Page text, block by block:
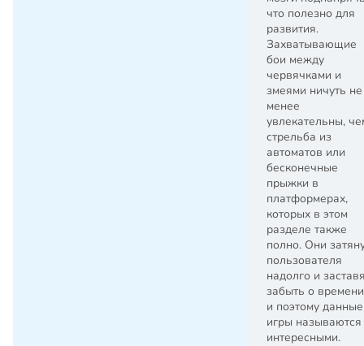
что полезно для
развития.
Захватывающие
бои между
червячками и
змеями ничуть не
менее
увлекательны,
стрельба из
автоматов или
бесконечные
прыжки в
платформерах,
которых в этом
разделе также
полно. Они
пользователя
надолго и
забыть о
и поэтому данные
игры называются
интересными.